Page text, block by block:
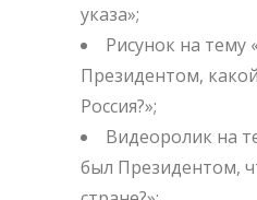
указа»;
Рисунок на тему
Президентом,
Россия?»;
Видеоролик на
был Президентом,